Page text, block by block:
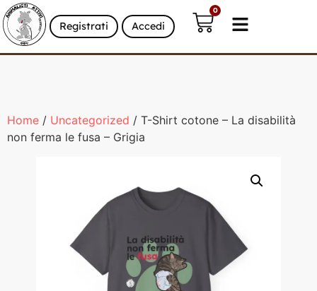
Registrati Accedi
0
Home / Uncategorized / T-Shirt cotone – La disabilità
non ferma le fusa – Grigia